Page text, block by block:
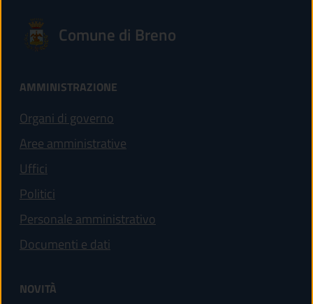
Comune di Breno
AMMINISTRAZIONE
Organi di governo
Aree amministrative
Uffici
Politici
Personale amministrativo
Documenti e dati
NOVITÀ